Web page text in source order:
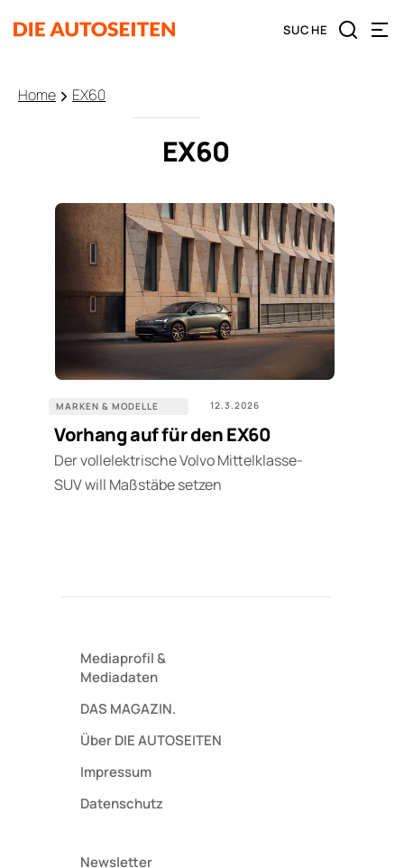
Home EX60
EX60
MARKEN & MODELLE 12.3.2026
Vorhang auf für den EX60
Der vollelektrische Volvo Mittelklasse-
SUV will Maßstäbe setzen
Mediaprofil&
Mediadaten
DAS MAGAZIN.
Über DIE AUTOSEITEN
Impressum
Datenschutz
Newsletter